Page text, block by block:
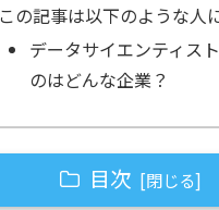
この記事は以下のような人
データサイエンティス
のはどんな企業？
目次